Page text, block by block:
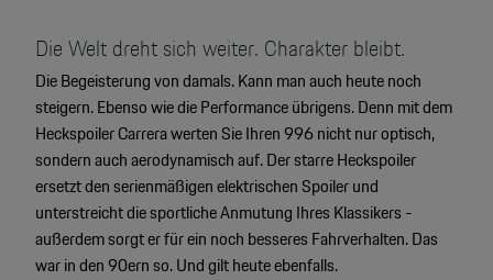
Die Welt dreht sich weiter. Charakter bleibt.
Die Begeisterung von damals. Kann man auch heute noch
steigern. Ebenso wie die Performance übrigens. Denn mit dem
Heckspoiler Carrera werten Sie Ihren 996 nicht nur optisch,
sondern auch aerodynamisch auf. Der starre Heckspoiler
ersetzt den serienmäßigen elektrischen Spoiler und
unterstreicht die sportliche Anmutung Ihres Klassikers -
außerdem sorgt er für ein noch besseres Fahrverhalten. Das
war in den 90ern so. Und gilt heute ebenfalls.